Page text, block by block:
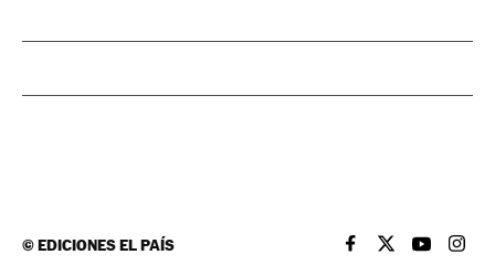
©EDICIONES EL PAÍS EL PAÍS BRASIL EN
EL PAÍSEL PAÍS
EL